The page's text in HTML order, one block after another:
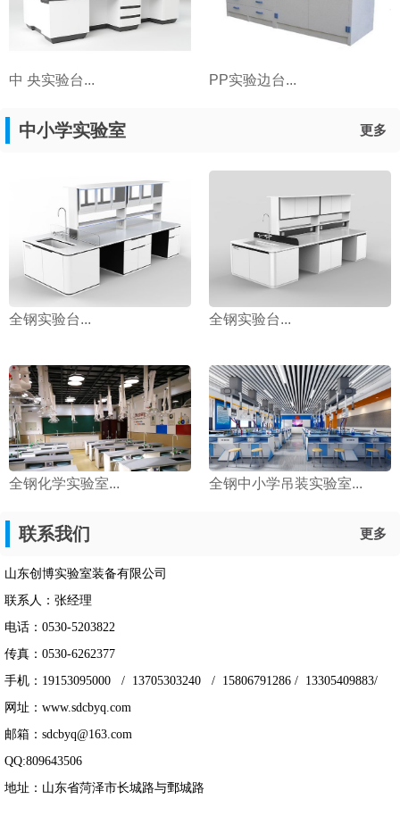
中 央实验台... PP实验边台...
中小学实验室 更多
全钢实验台... 全钢实验台...
全钢化学实验室... 全钢中小学吊装实验室...
联系我们 更多
山东创博实验室装备有限公司
联系人：张经理
电话：0530-5203822
传真：0530-6262377
手机：19153095000 / 13705303240 / 15806791286 / 13305409883/
网址：www.sdcbyq.com
邮箱：sdcbyq@163.com
QQ:809643506
地址：山东省菏泽市长城路与鄄城路